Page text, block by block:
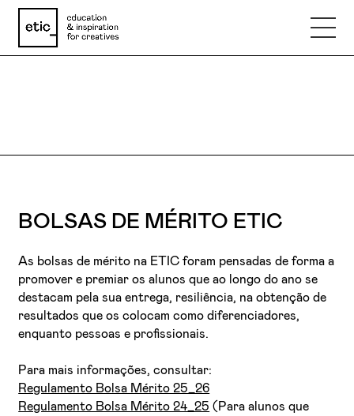
Email
Telefone
Mensagem
BOLSAS DE MÉRITO ETIC
As bolsas de mérito na ETIC foram pensadas de forma a
promover e premiar os alunos que ao longo do ano se
destacam pela sua entrega, resiliência, na obtenção de
resultados que os colocam como diferenciadores,
enquanto pessoas e profissionais.
Para mais informações, consultar:
Regulamento Bolsa Mérito 25_26
Regulamento Bolsa Mérito 24_25 (Para alunos que